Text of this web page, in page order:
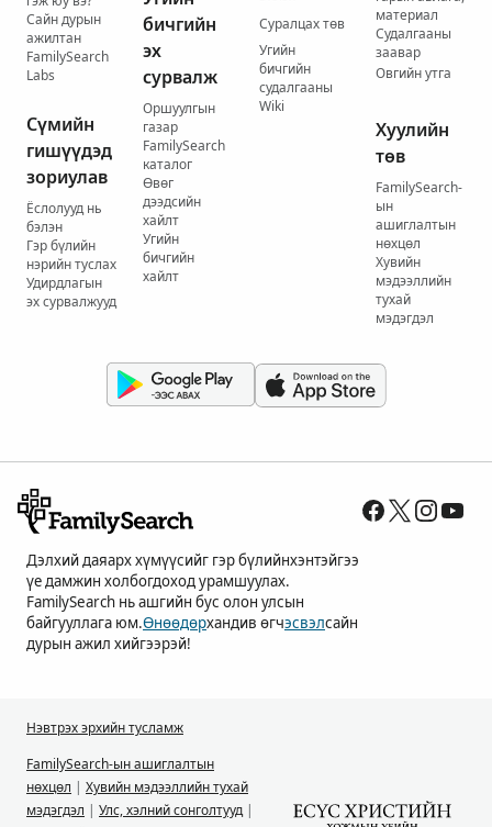
Сайн дурын
ажилтан
FamilySearch
Labs
Сүмийн
гишүүдэд
зориулав
Ёслолууд нь
бэлэн
Гэр бүлийн
нэрийн туслах
Удирдлагын
эх сурвалжууд
бичгийн
эх
сурвалж
Оршуулгын
газар
FamilySearch
каталог
Өвөг
дээдсийн
хайлт
Угийн
бичгийн
хайлт
Суралцах төв
Угийн
бичгийн
судалгааны
Wiki
материал
Судалгааны
заавар
Овгийн утга
Хуулийн
төв
FamilySearch-
ын
ашиглалтын
нөхцөл
Хувийн
мэдээллийн
тухай
мэдэгдэл
Дэлхий даяарх хүмүүсийг гэр бүлийнхэнтэйгээ
үе дамжин холбогдоход урамшуулах.
FamilySearch нь ашгийн бус олон улсын
байгууллага юм.Өнөөдөрхандив өгчэсвэлсайн
дурын ажил хийгээрэй!
Нэвтрэх эрхийн тусламж
FamilySearch-ын ашиглалтын
нөхцөл | Хувийн мэдээллийн тухай
мэдэгдэл | Улс, хэлний сонголтууд|